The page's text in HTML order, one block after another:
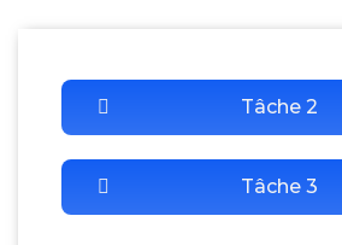
Tâche 2
Tâche 3